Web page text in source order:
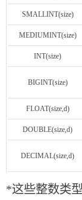
SMALLINT(size)
MEDIUMINT(size)
INT(size)
BIGINT(size)
FLOAT(size,d)
DOUBLE(size,d)
DECIMAL(size,d)
*这些整数类